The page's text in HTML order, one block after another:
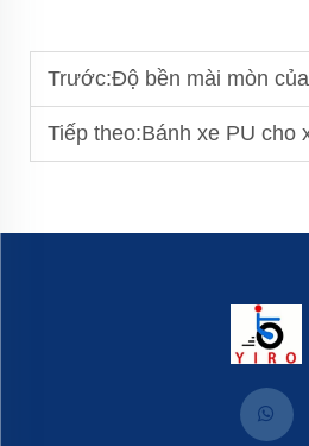
Trước:Độ bền mài mòn của bánh xe xe đẩy: Các yếu
Tiếp theo:Bánh xe PU cho xe đẩy xử lý